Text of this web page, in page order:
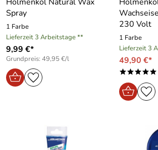
Spray
1 Farbe
Lieferzeit 3 Arbeitstage **
9,99 €*
Grundpreis: 49,95 €/l
230 Volt
1 Farbe
Lieferzeit 3
49,90 €*
*****